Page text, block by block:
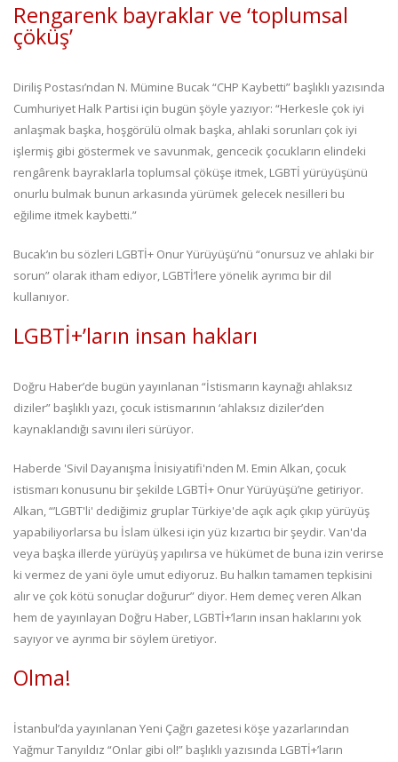
Rengarenk bayraklar ve ‘toplumsal
çöküş’
Diriliş Postası’ndan N. Mümine Bucak “CHP Kaybetti” başlıklı yazısında
Cumhuriyet Halk Partisi için bugün şöyle yazıyor: “Herkesle çok iyi
anlaşmak başka, hoşgörülü olmak başka, ahlaki sorunları çok iyi
işlermiş gibi göstermek ve savunmak, gencecik çocukların elindeki
rengârenk bayraklarla toplumsal çöküşe itmek, LGBTİ yürüyüşünü
onurlu bulmak bunun arkasında yürümek gelecek nesilleri bu
eğilime itmek kaybetti.”
Bucak’ın bu sözleri LGBTİ+ Onur Yürüyüşü’nü “onursuz ve ahlaki bir
sorun” olarak itham ediyor, LGBTİ’lere yönelik ayrımcı bir dil
kullanıyor.
LGBTİ+’ların insan hakları
Doğru Haber’de bugün yayınlanan “İstismarın kaynağı ahlaksız
diziler” başlıklı yazı, çocuk istismarının ‘ahlaksız diziler’den
kaynaklandığı savını ileri sürüyor.
Haberde 'Sivil Dayanışma İnisiyatifi'nden M. Emin Alkan, çocuk
istismarı konusunu bir şekilde LGBTİ+ Onur Yürüyüşü’ne getiriyor.
Alkan, “’LGBT'li' dediğimiz gruplar Türkiye'de açık açık çıkıp yürüyüş
yapabiliyorlarsa bu İslam ülkesi için yüz kızartıcı bir şeydir. Van'da
veya başka illerde yürüyüş yapılırsa ve hükümet de buna izin verirse
ki vermez de yani öyle umut ediyoruz. Bu halkın tamamen tepkisini
alır ve çok kötü sonuçlar doğurur” diyor. Hem demeç veren Alkan
hem de yayınlayan Doğru Haber, LGBTİ+’ların insan haklarını yok
sayıyor ve ayrımcı bir söylem üretiyor.
Olma!
İstanbul’da yayınlanan Yeni Çağrı gazetesi köşe yazarlarından
Yağmur Tanyıldız “Onlar gibi ol!” başlıklı yazısında LGBTİ+’ların